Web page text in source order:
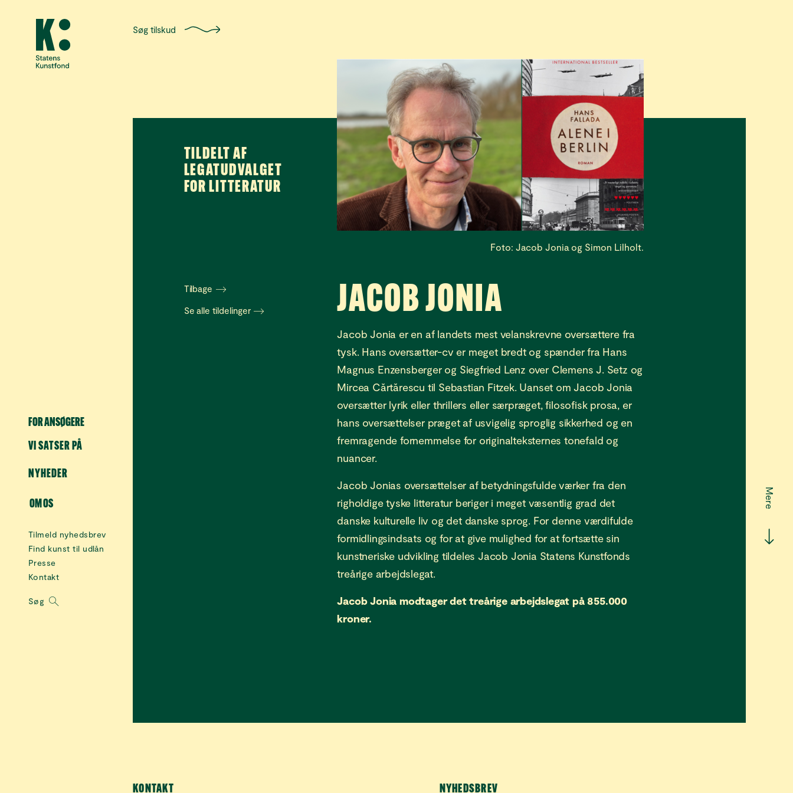
FOR ANSØGERE
VI SATSER PÅ
NYHEDER
OM OS
Tilmeld nyhedsbrev
Find kunst til udlån
Presse
Kontakt
Søg
Søg tilskud
TILDELT AF
LEGATUDVALGET
FOR LITTERATUR
Foto: Jacob Jonia og Simon Lilholt.
Tilbage
Se alle tildelinger JACOB JONIA
Jacob Jonia er en af landets mest velanskrevne oversættere fra
tysk. Hans oversætter-cv er meget bredt og spænder fra Hans
Magnus Enzensberger og Siegfried Lenz over Clemens J. Setz og
Mircea Cărtărescu til Sebastian Fitzek. Uanset om Jacob Jonia
oversætter lyrik eller thrillers eller særpræget, filosofisk prosa, er
hans oversættelser præget af usvigelig sproglig sikkerhed og en
fremragende fornemmelse for originalteksternes tonefald og
nuancer.
Jacob Jonias oversættelser af betydningsfulde værker fra den
righoldige tyske litteratur beriger i meget væsentlig grad det
danske kulturelle liv og det danske sprog. For denne værdifulde
formidlingsindsats og for at give mulighed for at fortsætte sin
kunstneriske udvikling tildeles Jacob Jonia Statens Kunstfonds
treårige arbejdslegat.
Jacob Jonia modtager det treårige arbejdslegat på 855.000
kroner.
KONTAKT NYHEDSBREV
Mere